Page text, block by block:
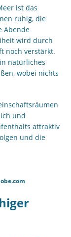
ist das
ruhig, die
Abende
wird durch
noch verstärkt.
natürliches
wobei nichts
und
attraktiv
und die